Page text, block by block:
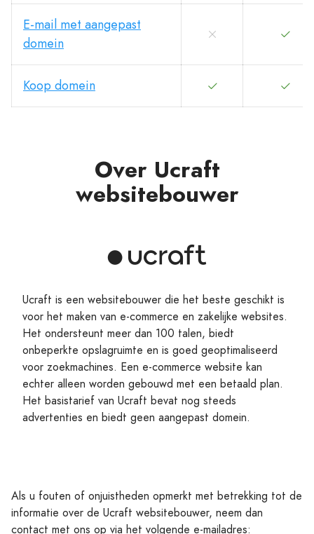
E-mail met aangepast
domein
Koop domein
Over Ucraft
websitebouwer
Ucraft is een websitebouwer die het beste geschikt is
voor het maken van e-commerce en zakelijke websites.
Het ondersteunt meer dan 100 talen, biedt
onbeperkte opslagruimte en is goed geoptimaliseerd
voor zoekmachines. Een e-commerce website kan
echter alleen worden gebouwd met een betaald plan.
Het basistarief van Ucraft bevat nog steeds
advertenties en biedt geen aangepast domein.
Als u fouten of onjuistheden opmerkt met betrekking tot de
informatie over de Ucraft websitebouwer, neem dan
contact met ons op via het volgende e-mailadres: